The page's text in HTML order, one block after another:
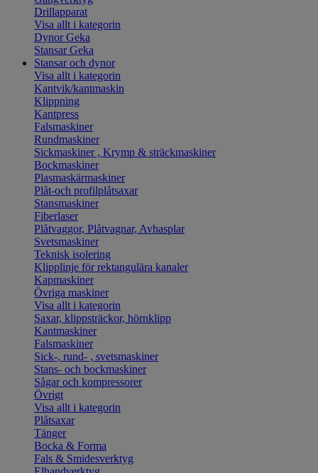
Drillapparat
Visa allt i kategorin
Dynor Geka
Stansar Geka
Stansar och dynor
Visa allt i kategorin
Kantvik/kantmaskin
Klippning
Kantpress
Falsmaskiner
Rundmaskiner
Sickmaskiner , Krymp & sträckmaskiner
Bockmaskiner
Plasmaskärmaskiner
Plåt-och profilplåtsaxar
Stansmaskiner
Fiberlaser
Plåtvaggor, Plåtvagnar, Avhasplar
Svetsmaskiner
Teknisk isolering
Klipplinje för rektangulära kanaler
Kapmaskiner
Övriga maskiner
Visa allt i kategorin
Saxar, klippsträckor, hörnklipp
Kantmaskiner
Falsmaskiner
Sick-, rund- , svetsmaskiner
Stans- och bockmaskiner
Sågar och kompressorer
Övrigt
Visa allt i kategorin
Plåtsaxar
Tänger
Bocka & Forma
Fals & Smidesverktyg